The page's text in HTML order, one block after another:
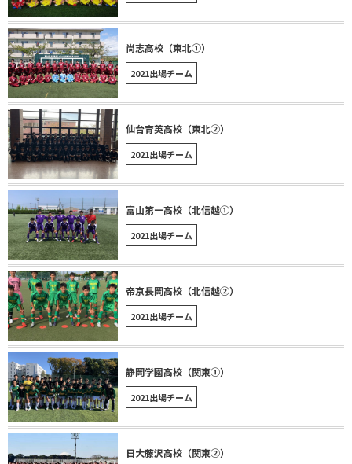
尚志高校（東北①）
2021出場チーム
仙台育英高校（東北②）
2021出場チーム
富山第一高校（北信越①）
2021出場チーム
帝京⻑岡高校（北信越②）
2021出場チーム
静岡学園高校（関東①）
2021出場チーム
日大藤沢高校（関東②）